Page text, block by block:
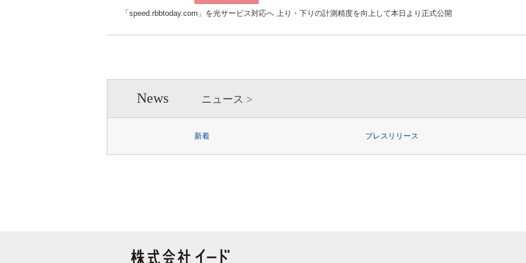
「speed.rbbtoday.com」を光サービス対応へ 上り・下りの計測精度を向上して本日より正式公開
News ニュース
新着 プレスリリース